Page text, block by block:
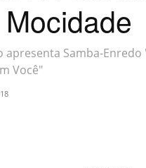
Samba-Enredo
Você"